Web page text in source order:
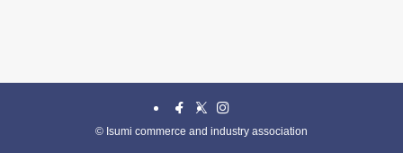
© Isumi commerce and industry association